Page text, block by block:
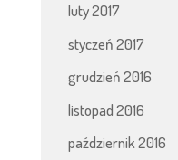
luty 2017
styczeń 2017
grudzień 2016
listopad 2016
październik 2016